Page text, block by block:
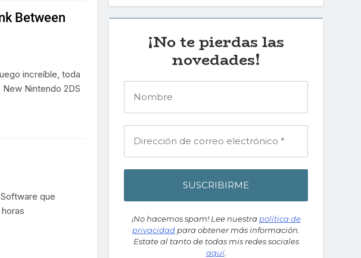
Between
increíble, toda
Nintendo 2DS
que
¡No te pierdas las
novedades!
¡No hacemos spam! Lee nuestra política de
privacidad para obtener más información.
Estate al tanto de todas mis redes sociales
aquí.